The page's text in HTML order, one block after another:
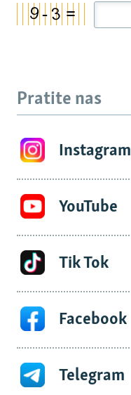
Pratite nas
Instagram
YouTube
Tik Tok
Facebook
Telegram